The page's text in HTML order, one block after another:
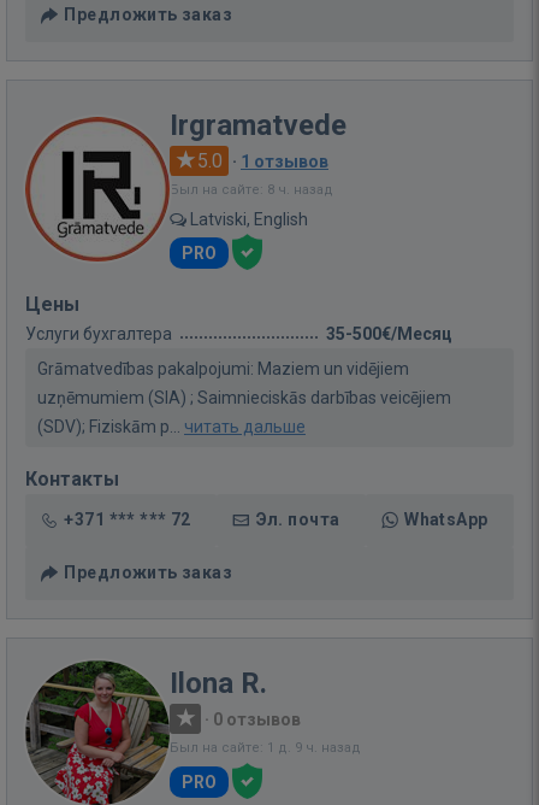
Предложить заказ
Irgramatvede
5.0 · 1 отзывов
Был на сайте: 8 ч. назад
Latviski, English
PRO
Цены
Услуги бухгалтера
35-500€/Месяц
Grāmatvedības pakalpojumi: Maziem un vidējiem
uzņēmumiem (SIA) ; Saimnieciskās darbības veicējiem
(SDV); Fiziskām p... читать дальше
Контакты
+371 *** *** 72 Эл. почта WhatsApp
Предложить заказ
Ilona R.
· 0 отзывов
Был на сайте: 1 д. 9 ч. назад
PRO